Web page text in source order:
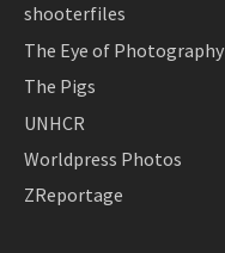
shooterfiles
The Eye of Photography
The Pigs
UNHCR
Worldpress Photos
ZReportage